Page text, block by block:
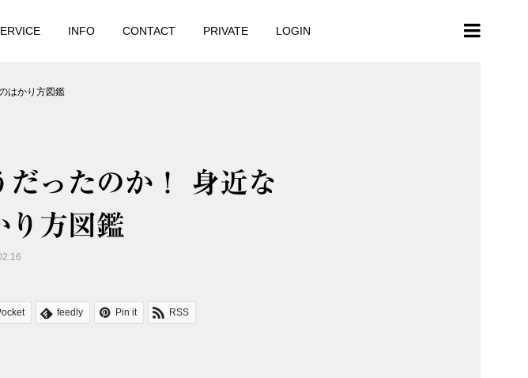
INFO CONTACT PRIVATE LOGIN
はかり方図鑑
だったのか！ 身近な
り方図鑑
feedly Pin it RSS